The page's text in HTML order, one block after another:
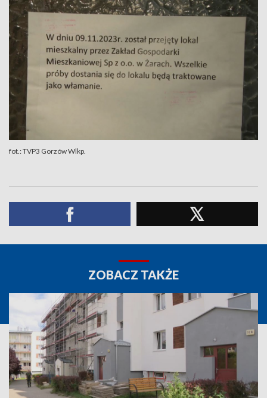
fot.: TVP3 Gorzów Wlkp.
ZOBACZ TAKŻE